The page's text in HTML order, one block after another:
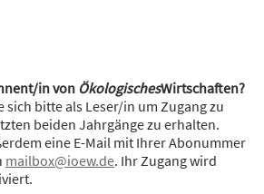
in von ÖkologischesWirtschaften?
sich bitte als Leser/in um Zugang zu
beiden Jahrgänge zu erhalten.
eine E-Mail mit Ihrer Abonummer
mailbox@ioew.de. Ihr Zugang wird